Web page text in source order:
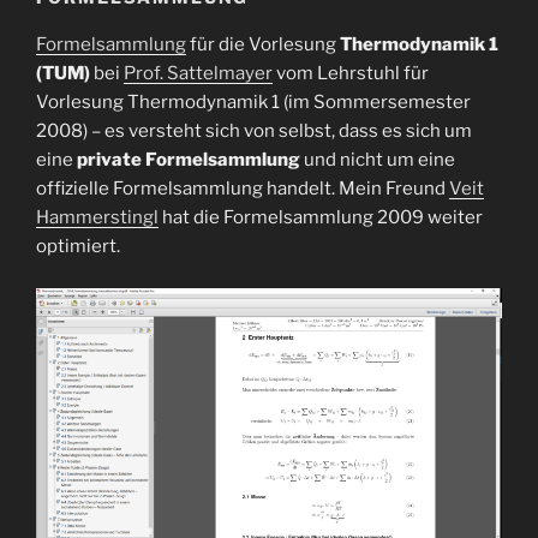
Formelsammlungfür die VorlesungThermodynamik 1
(TUM) bei Prof. Sattelmayervom Lehrstuhl für
Vorlesung Thermodynamik 1 (im Sommersemester
2008) – es versteht sich von selbst, dass es sich um
eine private Formelsammlung und nicht um eine
offizielle Formelsammlung handelt. Mein Freund Veit
Hammerstingl hat die Formelsammlung 2009 weiter
optimiert.